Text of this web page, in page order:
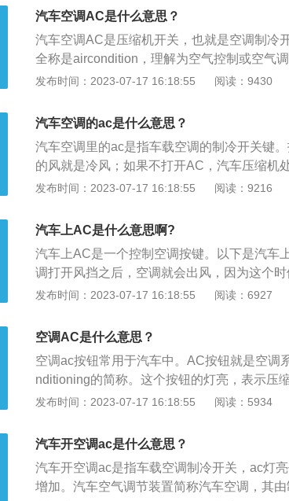
必要开启AC功能时，直接把它关闭就可以减
适。
途疲劳；为驾驶员创造良好的工作条件，对
置。注意事项：AC开关只有在夏天开空调的
按键。
汽车空调AC是什么意思？
汽车空调AC是压缩机开关，也就是空调制冷
全称是aircondition，理解为空气控制或空气
式来达到制冷或制暖的目的，因此有制冷和
AC就只有制冷一种涵义。在AC模式下，由于
态，必然会造成油耗和发动机负担的增加。
免在使用暖风时压缩机运转，造成在使用暖
发布时间：2023-07-17 16:18:55 阅读：9430
汽车空调的ac是什么意思？
汽车空调里的ac是指车载空调的制冷开关键
的风就是冷风；如果不打开AC，汽车压缩机
AC是airconditioner的缩写，空调的意思，也
AC按钮。AC键的作用及原理：打开AC，汽
风；如果不打开AC，汽车压缩机处于关闭状
制电磁离合器，汽车压缩机想运转，必须在
是按下AC按钮。这样，汽车压缩机开始工作
用的注意事项：起步和急加速时关闭ac；空
的出风口时，可以遵循开冷气时出风口向上，
发布时间：2023-07-17 16:18:55 阅读：9216
汽车上AC是什么意思啊?
汽车上AC是一个控制空调按键。以下是汽车
调打开风挡之后，空调就会出风，因为这个
所以有风吹出，但是空调制冷的系统还没有
载电脑会发出信号给空调压缩机，空调压缩
车空调的制冷才开始工作。
发布时间：2023-07-17 16:18:55 阅读：6927
空调AC是什么意思？
空调ac按钮常用于汽车中。AC按钮就是空调
nditioning的简称。这个按钮的灯亮，表示压
用是用来制冷，吹冷风。扩展资料：1、汽车
而冷空调则需要打开AC开关，使空调压缩机
关是冷空调的启动开关。2、另外，中高端的
空调的意思。AUTO键开启时，车辆电脑会
还知是冷风，对于喜欢方便的人来说，自动
发布时间：2023-07-17 16:18:55 阅读：5934
汽车开空调ac是什么意思？
汽车开空调ac是指车载空调制冷开关，ac灯
增加。汽车空气调节装置简称汽车空调，其